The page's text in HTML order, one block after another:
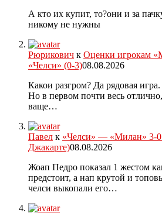
А кто их купит, то?они и за
никому не нужны
Рюрикович к Оценки игрокам
«Челси» (0-3)08.08.2026
Какои разгром? Да рядовая
Но в первом почти весь
ваще…
Павел к «Челси» — «Милан» 3-0
Джакарте)08.08.2026
Жоап Педро показал 1 жестом
предстоит, а нап крутой и
челси выкопали его…